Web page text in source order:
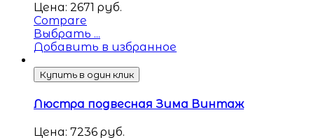
Цена: 2671 руб.
Compare
Выбрать ...
Добавить в избранное
Купить в один клик
Люстра подвесная Зима Винтаж
Цена: 7236 руб.